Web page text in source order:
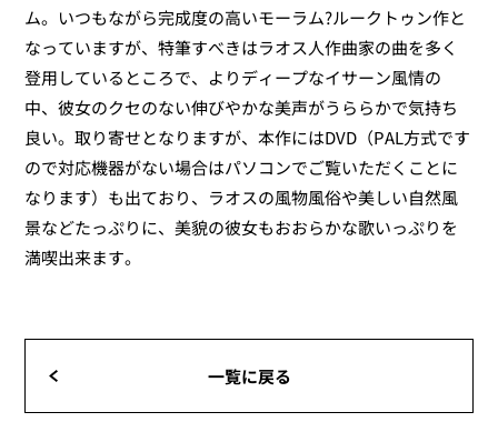
ム。いつもながら完成度の高いモーラム?ルークトゥン作と
なっていますが、特筆すべきはラオス人作曲家の曲を多く
登用しているところで、よりディープなイサーン風情の
中、彼女のクセのない伸びやかな美声がうららかで気持ち
良い。取り寄せとなりますが、本作にはDVD（PAL方式です
ので対応機器がない場合はパソコンでご覧いただくことに
なります）も出ており、ラオスの風物風俗や美しい自然風
景などたっぷりに、美貌の彼女もおおらかな歌いっぷりを
満喫出来ます。
一覧に戻る